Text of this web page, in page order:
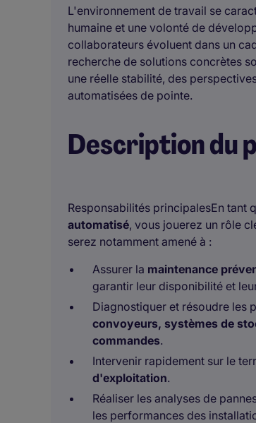
L'environnement de travail se
humaine et une volonté de
collaborateurs évoluent dans un
recherche de solutions concrètes
une réelle stabilité, des
automatisées de pointe.
Description du
Responsabilités principalesEn tant
automatisé, vous jouerez un rôle
serez notamment amené à :
Assurer la maintenance
garantir leur disponibilité et
Diagnostiquer et résoudre les
convoyeurs, systèmes de
commandes.
Intervenir rapidement sur le
d'exploitation.
Réaliser les analyses de
les performances des